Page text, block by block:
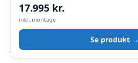
17.995 kr.
inkl. montage
Se produkt →